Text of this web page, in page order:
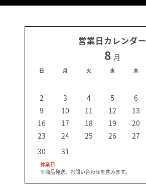
営業日カレンダー
8 月
日 月 火 水 木
2
3 4 5 6
9
10 11 12 13
16
17 18 19 20
23
24 25 26 27
30
31
休業日
※商品発送、お問い合わせを含みます。